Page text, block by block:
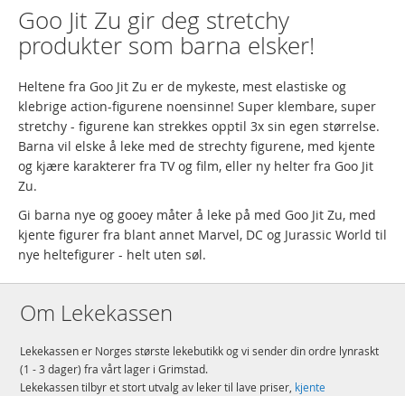
Goo Jit Zu gir deg stretchy
produkter som barna elsker!
Heltene fra Goo Jit Zu er de mykeste, mest elastiske og
klebrige action-figurene noensinne! Super klembare, super
stretchy - figurene kan strekkes opptil 3x sin egen størrelse.
Barna vil elske å leke med de strechty figurene, med kjente
og kjære karakterer fra TV og film, eller ny helter fra Goo Jit
Zu.
Gi barna nye og gooey måter å leke på med Goo Jit Zu, med
kjente figurer fra blant annet Marvel, DC og Jurassic World til
nye heltefigurer - helt uten søl.
Om Lekekassen
Lekekassen er Norges største lekebutikk og vi sender din ordre lynraskt
(1 - 3 dager) fra vårt lager i Grimstad.
Lekekassen tilbyr et stort utvalg av leker til lave priser, kjente